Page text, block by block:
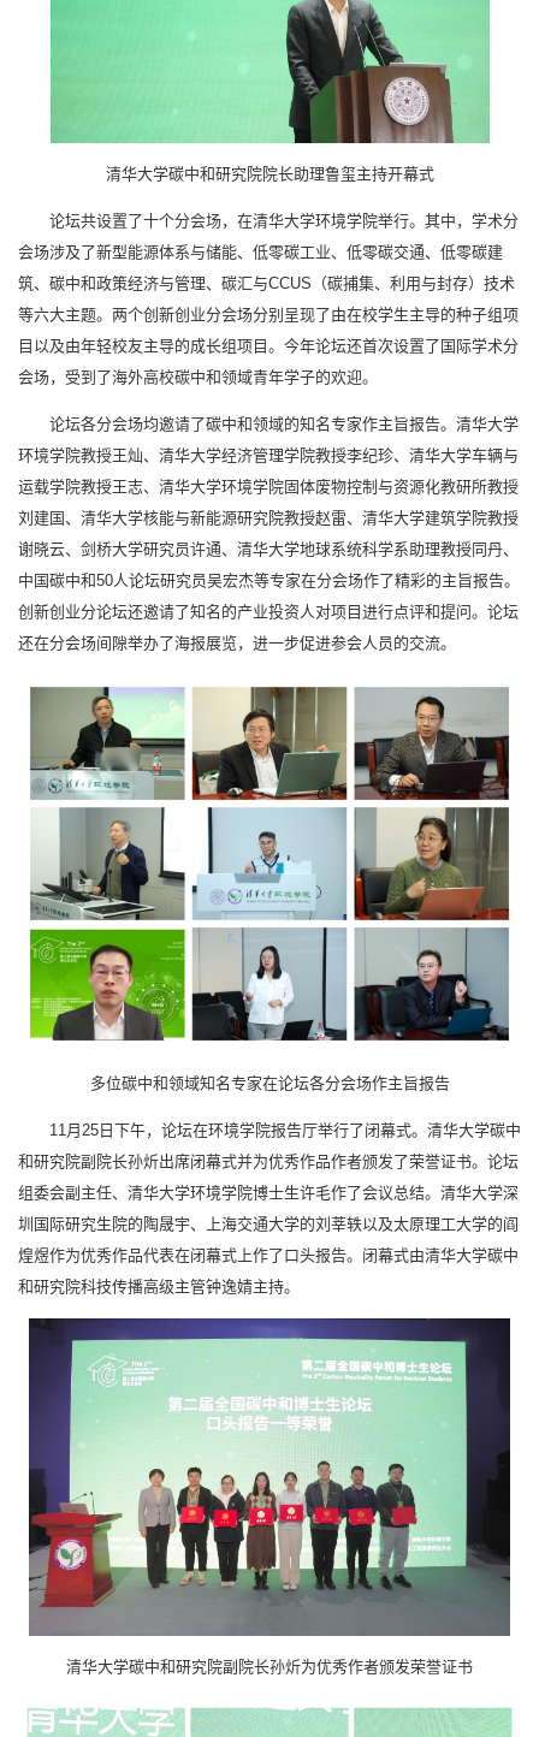
清华大学碳中和研究院院长助理鲁玺主持开幕式
论坛共设置了十个分会场，在清华大学环境学院举行。其中，学术分
会场涉及了新型能源体系与储能、低零碳工业、低零碳交通、低零碳建
筑、碳中和政策经济与管理、碳汇与CCUS（碳捕集、利用与封存）技术
等六大主题。两个创新创业分会场分别呈现了由在校学生主导的种子组项
目以及由年轻校友主导的成长组项目。今年论坛还首次设置了国际学术分
会场，受到了海外高校碳中和领域青年学子的欢迎。
论坛各分会场均邀请了碳中和领域的知名专家作主旨报告。清华大学
环境学院教授王灿、清华大学经济管理学院教授李纪珍、清华大学车辆与
运载学院教授王志、清华大学环境学院固体废物控制与资源化教研所教授
刘建国、清华大学核能与新能源研究院教授赵雷、清华大学建筑学院教授
谢晓云、剑桥大学研究员许通、清华大学地球系统科学系助理教授同丹、
中国碳中和50人论坛研究员吴宏杰等专家在分会场作了精彩的主旨报告。
创新创业分论坛还邀请了知名的产业投资人对项目进行点评和提问。论坛
还在分会场间隙举办了海报展览，进一步促进参会人员的交流。
多位碳中和领域知名专家在论坛各分会场作主旨报告
11月25日下午，论坛在环境学院报告厅举行了闭幕式。清华大学碳中
和研究院副院长孙炘出席闭幕式并为优秀作品作者颁发了荣誉证书。论坛
组委会副主任、清华大学环境学院博士生许毛作了会议总结。清华大学深
圳国际研究生院的陶晟宇、上海交通大学的刘莘轶以及太原理工大学的阎
煌煜作为优秀作品代表在闭幕式上作了口头报告。闭幕式由清华大学碳中
和研究院科技传播高级主管钟逸婧主持。
清华大学碳中和研究院副院长孙炘为优秀作者颁发荣誉证书